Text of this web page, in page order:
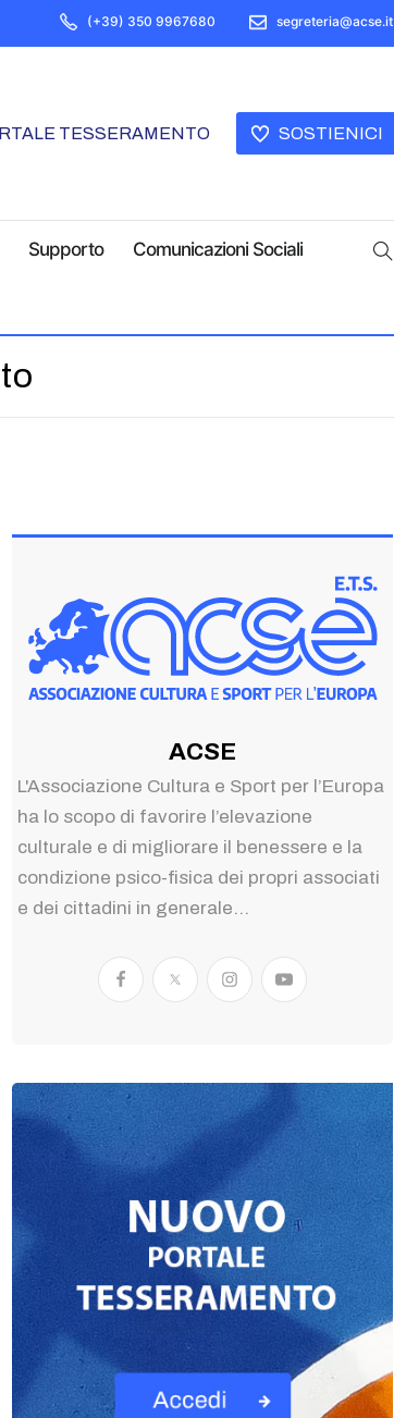
(+39) 350 9967680 segreteria@acse.it
TESSERAMENTO SOSTIENICI
Supporto Comunicazioni Sociali
ACSE
L'Associazione Cultura e Sport per l’Europa
ha lo scopo di favorire l’elevazione
culturale e di migliorare il benessere e la
condizione psico-fisica dei propri associati
e dei cittadini in generale...